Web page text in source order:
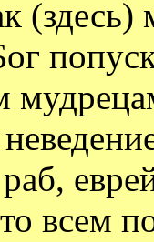
(здесь)
всем